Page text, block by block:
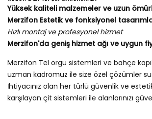
Yüksek kaliteli malzemeler ve uzun
Merzifon Estetik ve fonksiyonel
Hızlı montaj ve profesyonel hizmet
Merzifon'da geniş hizmet ağı ve uygun
Merzifon Tel örgü sistemleri ve bahçe
uzman kadromuz ile size özel çözümler
İhtiyacınız olan her türlü güvenlik ve
karşılayan çit sistemleri ile alanlarınızı